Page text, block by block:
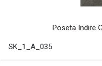
Poseta Indire
SK_1_A_035